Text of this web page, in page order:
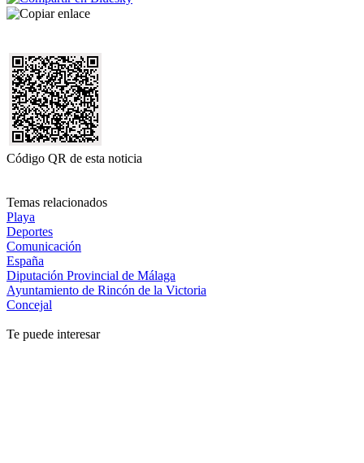
Código QR de esta noticia
Temas relacionados
Playa
Deportes
Comunicación
España
Diputación Provincial de Málaga
Ayuntamiento de Rincón de la Victoria
Concejal
Te puede interesar